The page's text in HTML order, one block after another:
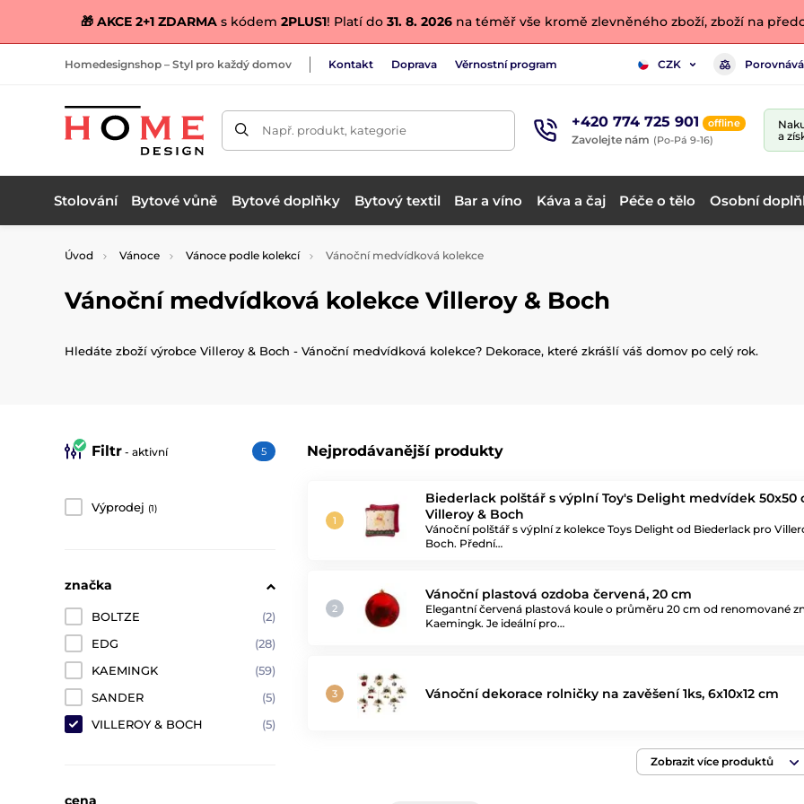
🎁 AKCE 2+1 ZDARMAs kódem 2PLUS1! Platí do31. 8. 2026na téměř vše kromě zlevněného zboží, zboží na
Homedesignshop – Styl pro každý domov Kontakt Doprava Věrnostní program CZK
Např. produkt, kategorie +420 774 725 901 offline
Zavolejte nám (Po-Pá 9-16)
a
Stolování Bytové vůně Bytové doplňky Bytový textil Bar a víno Káva a čaj Péče o tělo Osobní
Úvod Vánoce Vánoce podle kolekcí Vánoční medvídková kolekce
Vánoční medvídková kolekce Villeroy & Boch
Hledáte zboží výrobce Villeroy & Boch - Vánoční medvídková kolekce? Dekorace, které zkrášlí váš domov po celý rok.
Nejprodávanější produkty
Biederlack polštář s výplní Toy's Delight medvídek 50x50
Villeroy & Boch
Vánoční polštář s výplní z kolekce Toys Delight od Biederlack pro
Boch. Přední…
Vánoční plastová ozdoba červená, 20 cm
Elegantní červená plastová koule o průměru 20 cm od renomované
Kaemingk. Je ideální pro…
Vánoční dekorace rolničky na zavěšení 1ks, 6x10x12 cm
Zobrazit více produktů
Filtr - aktivní 5
Výprodej (1)
značka
BOLTZE
(2)
EDG
(28)
KAEMINGK
(59)
SANDER
(5)
VILLEROY & BOCH
(5)
cena